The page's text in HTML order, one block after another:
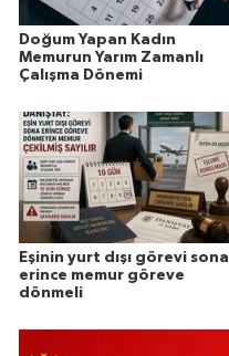
Doğum Yapan Kadın
Memurun Yarım Zamanlı
Çalışma Dönemi
Eşinin yurt dışı görevi sona
erince memur göreve
dönmeli